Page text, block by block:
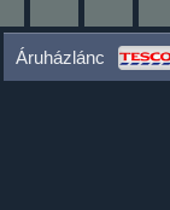
Áruházlánc